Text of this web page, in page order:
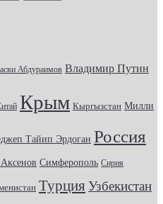
Абдураимов Владимир Путин
Крым Кыргызстан Милли
Тайип Эрдоган Россия
Симферополь Сирия
Турция Узбекистан